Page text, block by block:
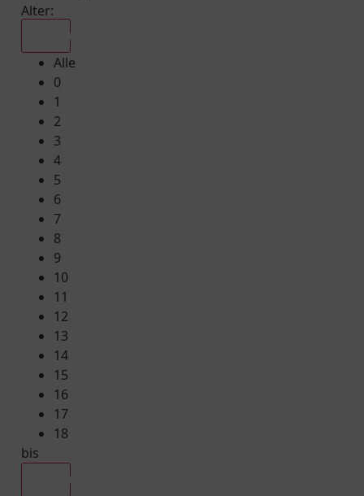
Alter:
Alle
0
1
2
3
4
5
6
7
8
9
10
11
12
13
14
15
16
17
18
bis